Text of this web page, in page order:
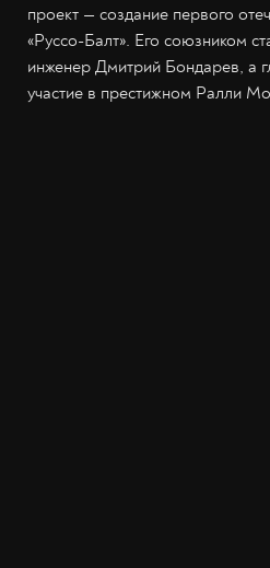
проект — создание первого
«Руссо-Балт». Его союзником
инженер Дмитрий Бондарев, а
участие в престижном Ралли